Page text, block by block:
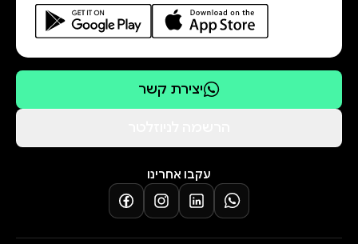
"תידרשו
יצירת קשר
עקבו אחרינו